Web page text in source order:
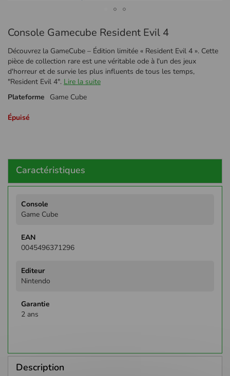
au
de
la
Galerie
d’images
Console Gamecube Resident Evil 4
Découvrez la GameCube – Édition limitée « Resident Evil 4 ». Cette
pièce de collection rare est une véritable ode à l'un des jeux
d'horreur et de survie les plus influents de tous les temps,
"Resident Evil 4". Lire la suite
Plateforme
Game Cube
Épuisé
Caractéristiques
d'infos
Game Cube
0045496371296
Nintendo
2 ans
Description